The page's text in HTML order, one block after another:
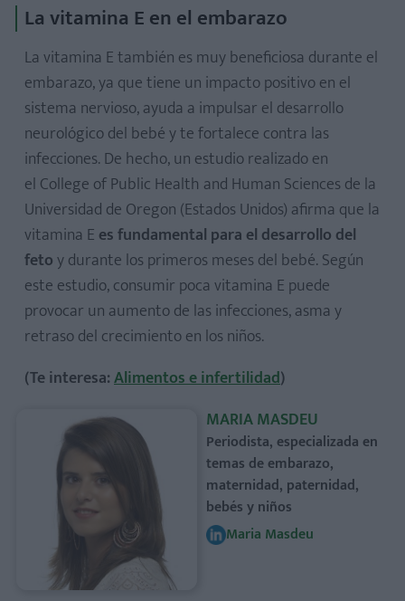
La vitamina E en el embarazo
La vitamina E también es muy beneficiosa durante el
embarazo, ya que tiene un impacto positivo en el
sistema nervioso, ayuda a impulsar el desarrollo
neurológico del bebé y te fortalece contra las
infecciones. De hecho, un estudio realizado en
el College of Public Health and Human Sciences de la
Universidad de Oregon (Estados Unidos) afirma que la
vitamina E es fundamental para el desarrollo del
fetoy durante los primeros meses del bebé. Según
este estudio, consumir poca vitamina E puede
provocar un aumento de las infecciones, asma y
retraso del crecimiento en los niños.
(Te interesa:Alimentos e infertilidad)
MARIA MASDEU
Periodista, especializada en
temas de embarazo,
maternidad, paternidad,
bebés y niños
Maria Masdeu